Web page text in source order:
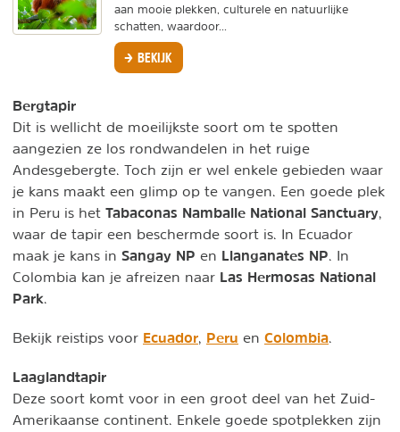
aan mooie plekken, culturele en natuurlijke
schatten, waardoor...
BEKIJK
Bergtapir
Dit is wellicht de moeilijkste soort om te spotten
aangezien ze los rondwandelen in het ruige
Andesgebergte. Toch zijn er wel enkele gebieden waar
je kans maakt een glimp op te vangen. Een goede plek
in Peru is het Tabaconas Namballe National Sanctuary
waar de tapir een beschermde soort is. In Ecuador
maak je kans in Sangay NP en Llanganates NP . In
Colombia kan je afreizen naar Las Hermosas National
Park
Bekijk reistips voor Ecuador Peru en Colombia
Laaglandtapir
Deze soort komt voor in een groot deel van het Zuid-
Amerikaanse continent. Enkele goede spotplekken zijn